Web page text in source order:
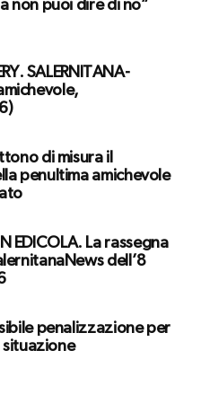
non puoi dire di no”
SALERNITANA-
di misura il
penultima amichevole
EDICOLA. La rassegna
dell’8
penalizzazione per
situazione